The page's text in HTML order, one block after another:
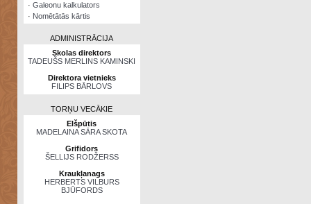
· Galeonu kalkulators
· Nomētātās kārtis
ADMINISTRĀCIJA
Skolas direktors
TADEUŠS MERLINS KAMINSKI
Direktora vietnieks
FILIPS BĀRLOVS
TORŅU VECĀKIE
Elšpūtis
MADELAINA SĀRA SKOTA
Grifidors
ŠELLIJS RODŽERSS
Kraukļanags
HERBERTS VILBURS
BJŪFORDS